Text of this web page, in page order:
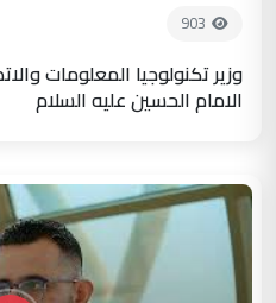
903
وزير تكنولوجيا المعلومات
الامام الحسين عليه السلام